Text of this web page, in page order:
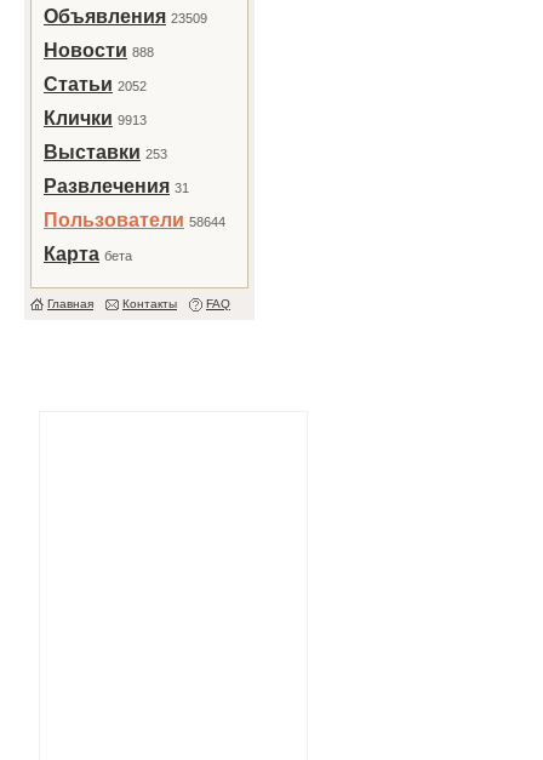
Объявления 23509
Новости 888
Статьи 2052
Клички 9913
Выставки 253
Развлечения 31
Пользователи 58644
Карта бета
Главная Контакты FAQ